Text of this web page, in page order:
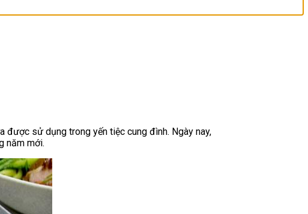
sử dụng trong yến tiệc cung đình. Ngày nay,
năm mới.